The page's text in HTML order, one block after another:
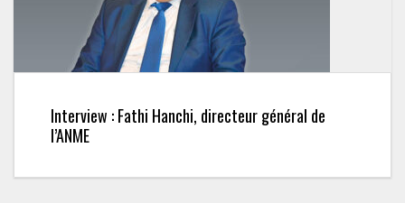
Interview : Fathi Hanchi, directeur général de
l’ANME